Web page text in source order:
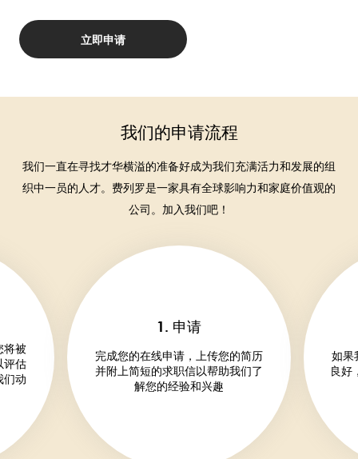
立即申请
我们的申请流程
我们一直在寻找才华横溢的准备好成为我们充满活力和发展的组
织中一员的人才。费列罗是一家具有全球影响力和家庭价值观的
公司。加入我们吧！
将被
评估
们动
1. 申请
完成您的在线申请，上传您的简历
并附上简短的求职信以帮助我们了
解您的经验和兴趣
如果
良好